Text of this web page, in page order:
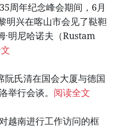
周年纪念峰会期间，6月
明兴在喀山市会见了鞑靼
·明尼哈诺夫（Rustam
阮氏清在国会大厦与德国
举行会谈。 阅读全文
越南进行工作访问的框